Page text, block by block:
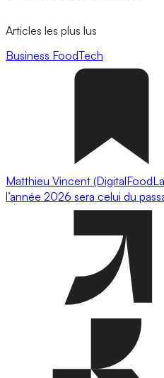
Articles les plus lus
Business FoodTech
Matthieu Vincent
l’année 2026 sera celui du